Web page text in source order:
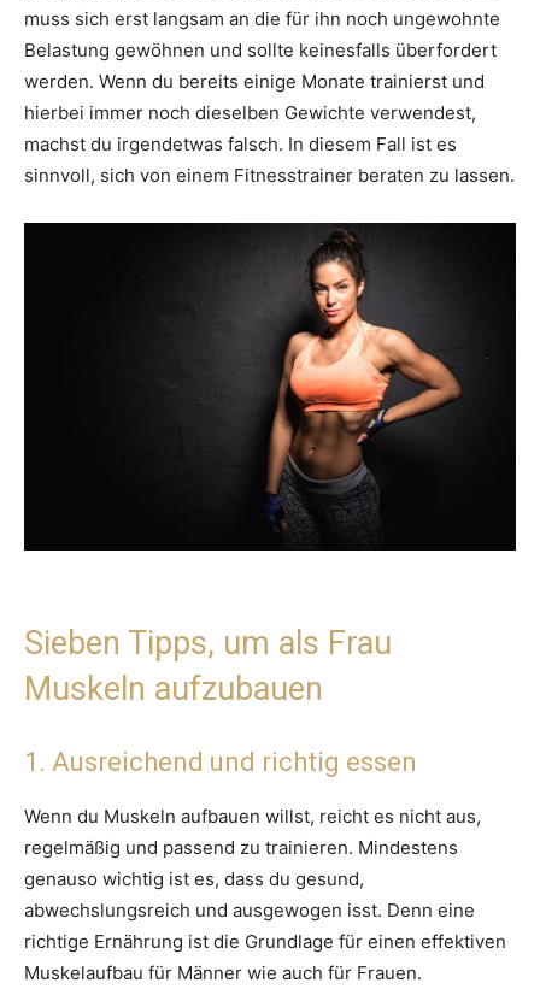
muss sich erst langsam an die für ihn noch ungewohnte
Belastung gewöhnen und sollte keinesfalls überfordert
werden. Wenn du bereits einige Monate trainierst und
hierbei immer noch dieselben Gewichte verwendest,
machst du irgendetwas falsch. In diesem Fall ist es
sinnvoll, sich von einem Fitnesstrainer beraten zu lassen.
Sieben Tipps, um als Frau
Muskeln aufzubauen
1. Ausreichend und richtig essen
Wenn du Muskeln aufbauen willst, reicht es nicht aus,
regelmäßig und passend zu trainieren. Mindestens
genauso wichtig ist es, dass du gesund,
abwechslungsreich und ausgewogen isst. Denn eine
richtige Ernährung ist die Grundlage für einen effektiven
Muskelaufbau für Männer wie auch für Frauen.